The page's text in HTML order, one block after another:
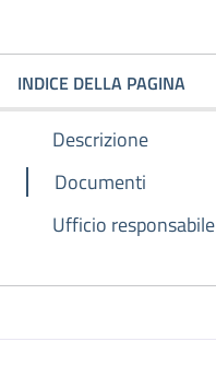
INDICE DELLA PAGINA
Descrizione
Documenti
Ufficio responsabile